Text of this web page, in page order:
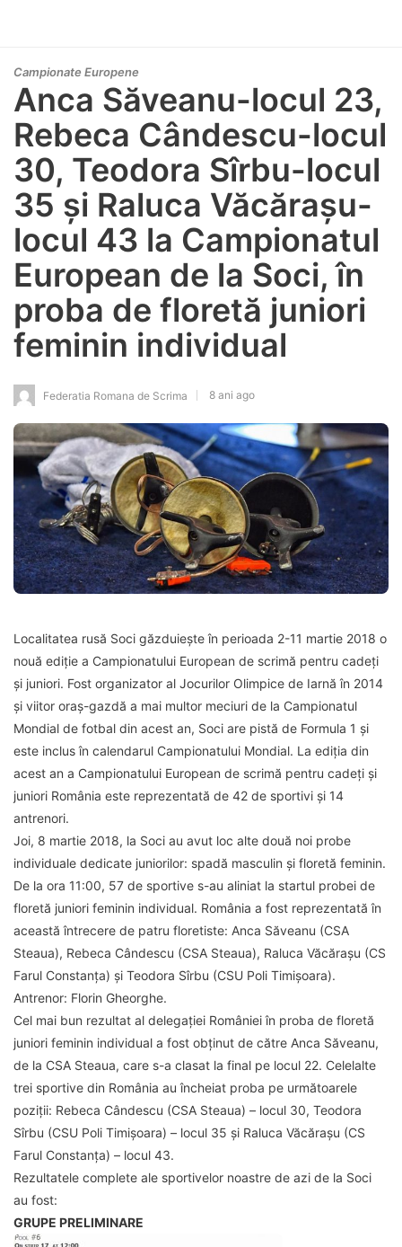
Campionate Europene
Anca Săveanu-locul 23,
Rebeca Cândescu-locul
30, Teodora Sîrbu-locul
35 și Raluca Văcărașu-
locul 43 la Campionatul
European de la Soci, în
proba de floretă juniori
feminin individual
Federatia Romana de Scrima 8 ani ago
Localitatea rusă Soci găzduiește în perioada 2-11 martie 2018 o
nouă ediție a Campionatului European de scrimă pentru cadeți
și juniori. Fost organizator al Jocurilor Olimpice de Iarnă în 2014
și viitor oraș-gazdă a mai multor meciuri de la Campionatul
Mondial de fotbal din acest an, Soci are pistă de Formula 1 și
este inclus în calendarul Campionatului Mondial. La ediția din
acest an a Campionatului European de scrimă pentru cadeți și
juniori România este reprezentată de 42 de sportivi și 14
antrenori.
Joi, 8 martie 2018, la Soci au avut loc alte două noi probe
individuale dedicate juniorilor: spadă masculin și floretă feminin.
De la ora 11:00, 57 de sportive s-au aliniat la startul probei de
floretă juniori feminin individual. România a fost reprezentată în
această întrecere de patru floretiste: Anca Săveanu (CSA
Steaua), Rebeca Cândescu (CSA Steaua), Raluca Văcărașu (CS
Farul Constanța) și Teodora Sîrbu (CSU Poli Timișoara).
Antrenor: Florin Gheorghe.
Cel mai bun rezultat al delegației României în proba de floretă
juniori feminin individual a fost obținut de către Anca Săveanu,
de la CSA Steaua, care s-a clasat la final pe locul 22. Celelalte
trei sportive din România au încheiat proba pe următoarele
poziții: Rebeca Cândescu (CSA Steaua) – locul 30, Teodora
Sîrbu (CSU Poli Timișoara) – locul 35 și Raluca Văcărașu (CS
Farul Constanța) – locul 43.
Rezultatele complete ale sportivelor noastre de azi de la Soci
au fost:
GRUPE PRELIMINARE